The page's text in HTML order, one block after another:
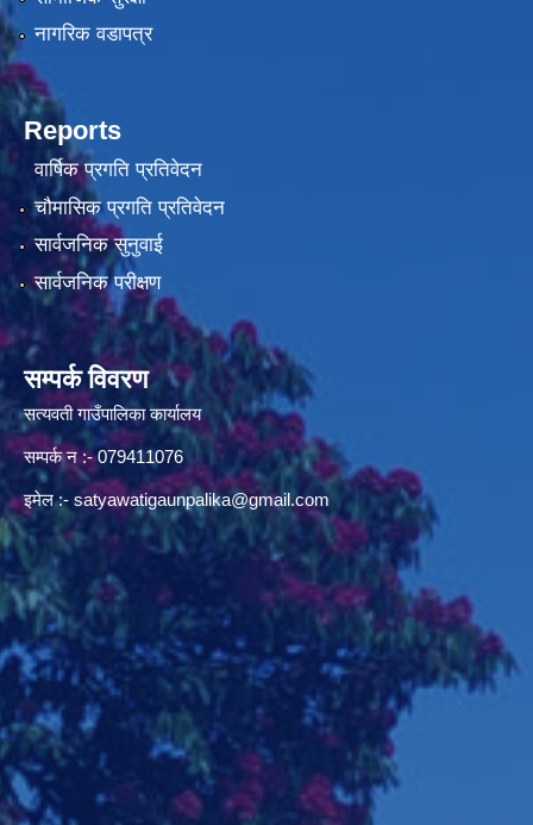
नागरिक वडापत्र
Reports
वार्षिक प्रगति प्रतिवेदन
चौमासिक प्रगति प्रतिवेदन
सार्वजनिक सुनुवाई
सार्वजनिक परीक्षण
सम्पर्क विवरण
सत्यवती गाउँपालिका कार्यालय
सम्पर्क न‌ :- 079411076
इमेल :- satyawatigaunpalika@gmail.com